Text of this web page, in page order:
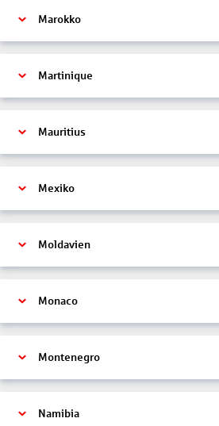
Marokko
Martinique
Mauritius
Mexiko
Moldavien
Monaco
Montenegro
Namibia